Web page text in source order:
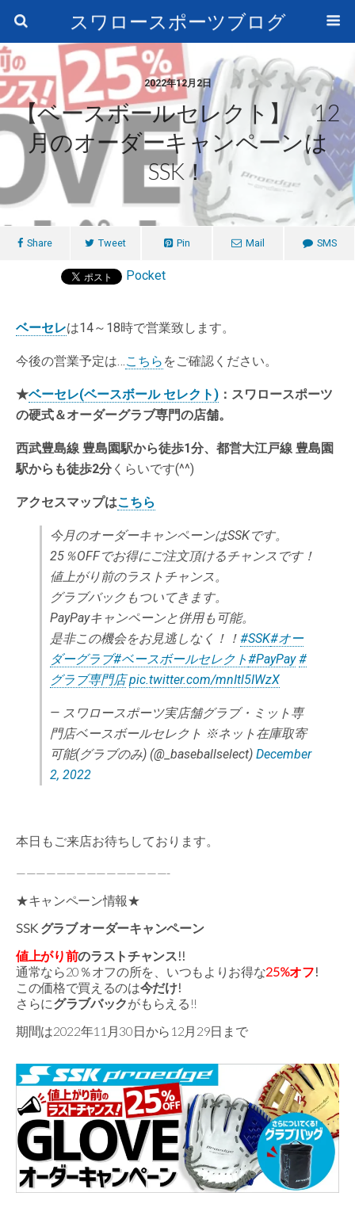
スワロースポーツブログ
2022年12月2日
【ベースボールセレクト】 12
月のオーダーキャンペーンは
SSK！
Share Tweet Pin Mail SMS
Pocket
ベーセレは14～18時で営業致します。
今後の営業予定は…こちら をご確認ください。
★ベーセレ(ベースボール セレクト) ：スワロースポーツ
の硬式＆オーダーグラブ専門の店舗。
西武豊島線 豊島園駅から徒歩1分、都営大江戸線 豊島園
駅からも徒歩2分 くらいです(^^)
アクセスマップはこちら
今月のオーダーキャンペーンはSSKです。
25％OFFでお得にご注文頂けるチャンスです！
値上がり前のラストチャンス。
グラブバックもついてきます。
PayPayキャンペーンと併用も可能。
是非この機会をお見逃しなく！！ #SSK#オー
ダーグラブ#ベースボールセレクト#PayPay #
グラブ専門店 pic.twitter.com/mnItl5IWzX
— スワロースポーツ実店舗グラブ・ミット専
門店ベースボールセレクト ※ネット在庫取寄
可能(グラブのみ) (@_baseballselect) December
2, 2022
本日もご来店お待ちしております。
———————————————-
★キャンペーン情報★
SSK グラブ オーダーキャンペーン
値上がり前のラストチャンス!!
通常なら20％オフの所を、いつもよりお得な25%オフ!
この価格で買えるのは今だけ!
さらにグラブバックがもらえる!!
期間は2022年11月30日から12月29日まで